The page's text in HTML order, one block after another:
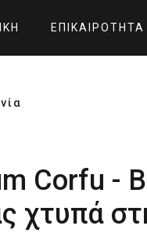
ΕΠΙΚΑΙΡΌΤΗΤΑ
Corfu -
χτυπά